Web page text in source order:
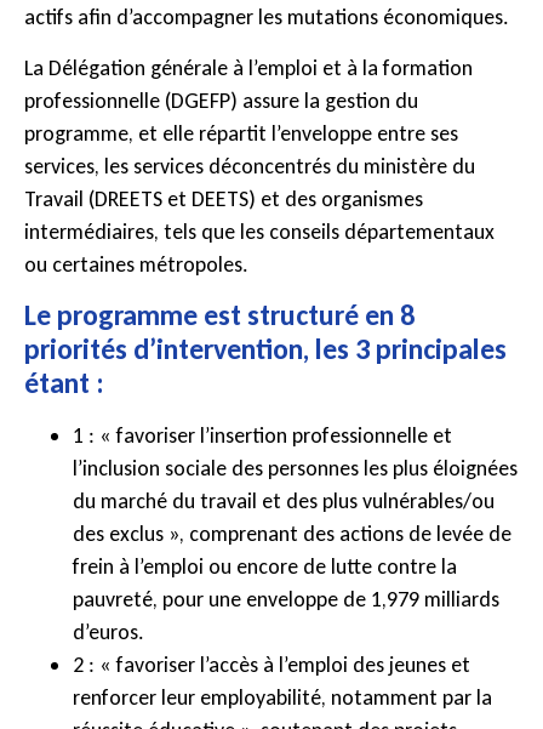
actifs afin d’accompagner les mutations économiques.
La Délégation générale à l’emploi et à la formation
professionnelle (DGEFP) assure la gestion du
programme, et elle répartit l’enveloppe entre ses
services, les services déconcentrés du ministère du
Travail (DREETS et DEETS) et des organismes
intermédiaires, tels que les conseils départementaux
ou certaines métropoles.
Le programme est structuré en 8
priorités d’intervention, les 3 principales
étant :
1 : « favoriser l’insertion professionnelle et
l’inclusion sociale des personnes les plus éloignées
du marché du travail et des plus vulnérables/ou
des exclus », comprenant des actions de levée de
frein à l’emploi ou encore de lutte contre la
pauvreté, pour une enveloppe de 1,979 milliards
d’euros.
2 : « favoriser l’accès à l’emploi des jeunes et
renforcer leur employabilité, notamment par la